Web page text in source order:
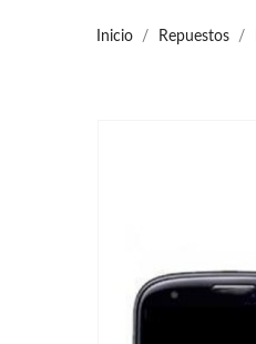
Inicio Repuestos